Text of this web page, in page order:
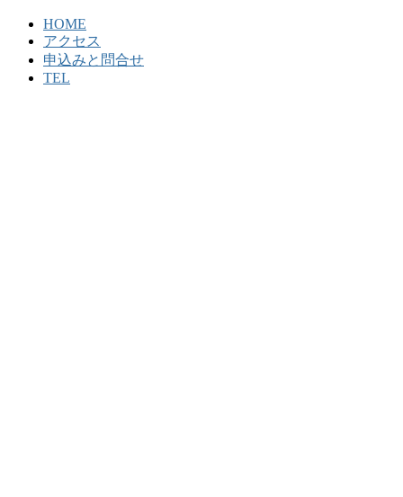
HOME
アクセス
申込みと問合せ
TEL